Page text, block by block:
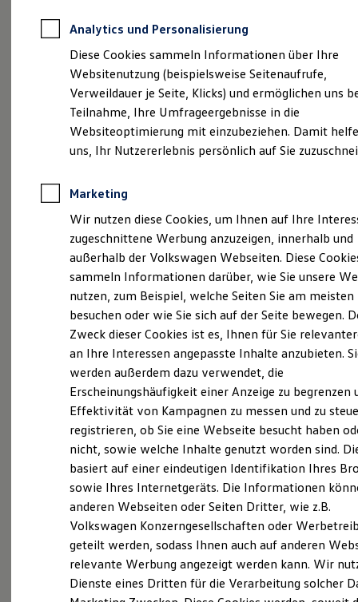
Autokredit mit Schlussrate
Versicherungen und Garantien
Kfz-Versicherung
Restschuldversicherungen
Garantien
Wartungsverträge
Geschäftskunden
Professional Class bei Volkswagen
Großkunden
Behörden
Anpfiff zum Gewinn
Elektroautos
ID. Tutorials
Elektrofahrzeugkonzepte
Reichweite
Reichweite der ID. Modelle
Reichweite im Winter
Laden
Laden unterwegs
Laden Zuhause
Ladezeitensimulator
Batterie
Sicherheit
Garantie und Lebensdauer
Nachhaltigkeit
Technologie
Kosten und Kauf
Verbrauchskosten
Kaufoptionen
E-Auto-Förderung
Software und Konnektivität
Die ID. Software 6
ID. Software Versionen und Updates
Digitale Extras
Schnittstellen zu Ihrem ID.
den neuen ID.3 Neo!
(Impressum & Rechtliches
Probefahrt vereinbaren
Fahrzeugangebot anfordern
Serviceanfrage stellen
Analytics und Personalisierung
Diese Cookies sammeln Informationen über Ihre
Websitenutzung (beispielsweise Seitenaufrufe,
Verweildauer je Seite, Klicks) und ermöglichen uns
Teilnahme, Ihre Umfrageergebnisse in die
Websiteoptimierung mit einzubeziehen. Damit
uns, Ihr Nutzererlebnis persönlich auf Sie
Marketing
Wir nutzen diese Cookies, um Ihnen auf Ihre
zugeschnittene Werbung anzuzeigen, innerhalb und
außerhalb der Volkswagen Webseiten. Diese
sammeln Informationen darüber, wie Sie unsere
nutzen, zum Beispiel, welche Seiten Sie am meisten
besuchen oder wie Sie sich auf der Seite bewegen.
Zweck dieser Cookies ist es, Ihnen für Sie
an Ihre Interessen angepasste Inhalte anzubieten.
werden außerdem dazu verwendet, die
Erscheinungshäufigkeit einer Anzeige zu begrenzen
Effektivität von Kampagnen zu messen und zu
registrieren, ob Sie eine Webseite besucht haben
nicht, sowie welche Inhalte genutzt worden sind.
basiert auf einer eindeutigen Identifikation Ihres
sowie Ihres Internetgeräts. Die Informationen
anderen Webseiten oder Seiten Dritter, wie z.B.
Volkswagen Konzerngesellschaften oder
geteilt werden, sodass Ihnen auch auf anderen
relevante Werbung angezeigt werden kann. Wir
Dienste eines Dritten für die Verarbeitung solcher